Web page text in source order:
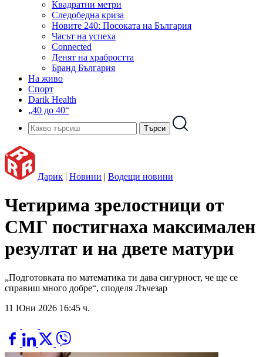
Квадратни метри
Следобедна криза
Новите 240: Посоката на България
Часът на успеха
Connected
Денят на храбростта
Бранд България
На живо
Спорт
Darik Health
„40 до 40“
Дарик | Новини | Водещи новини
Четирима зрелостници от
СМГ постигнаха максимален
резултат и на двете матури
„Подготовката по математика ти дава сигурност, че ще се
справиш много добре“, споделя Лъчезар
11 Юни 2026 16:45 ч.